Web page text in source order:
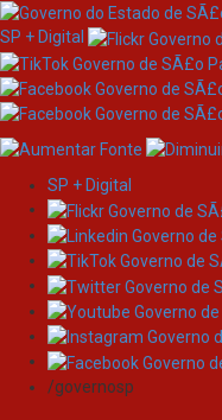
Skip
navigation
SP + Digital
SP + Digital
/governosp
Search
Search: